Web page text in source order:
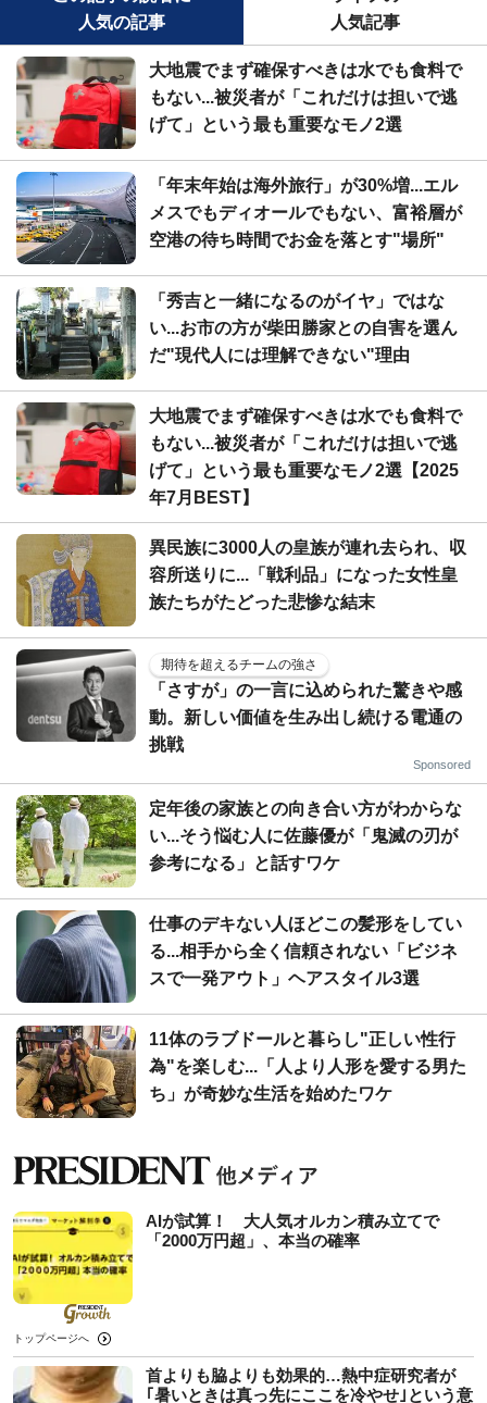
人気の記事
人気記事
大地震でまず確保すべきは水でも食料で
もない...被災者が「これだけは担いで逃
げて」という最も重要なモノ2選
「年末年始は海外旅行」が30%増...エル
メスでもディオールでもない、富裕層が
空港の待ち時間でお金を落とす"場所"
「秀吉と一緒になるのがイヤ」ではな
い...お市の方が柴田勝家との自害を選ん
だ"現代人には理解できない"理由
大地震でまず確保すべきは水でも食料で
もない...被災者が「これだけは担いで逃
げて」という最も重要なモノ2選【2025
年7月BEST】
異民族に3000人の皇族が連れ去られ、収
容所送りに...「戦利品」になった女性皇
族たちがたどった悲惨な結末
期待を超えるチームの強さ
「さすが」の一言に込められた驚きや感
動。新しい価値を生み出し続ける電通の
挑戦
Sponsored
定年後の家族との向き合い方がわからな
い...そう悩む人に佐藤優が「鬼滅の刃が
参考になる」と話すワケ
仕事のデキない人ほどこの髪形をしてい
る...相手から全く信頼されない「ビジネ
スで一発アウト」ヘアスタイル3選
11体のラブドールと暮らし"正しい性行
為"を楽しむ...「人より人形を愛する男た
ち」が奇妙な生活を始めたワケ
AIが試算！ 大人気オルカン積み立てで
「2000万円超」、本当の確率
トップページへ
首よりも脇よりも効果的…熱中症研究者が
｢暑いときは真っ先にここを冷やせ｣という意